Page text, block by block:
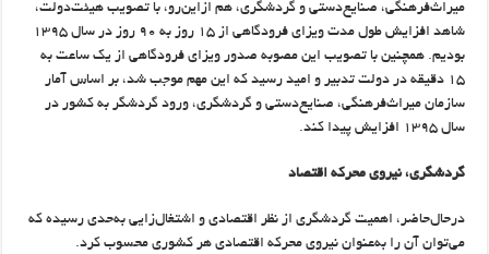
میراث‌فرهنگی، صنایع‌دستی و گردشگری، هم ازاین‌رو، با تصویب هیئت‌دولت،
شاهد افزایش طول مدت ویزای فرودگاهی از ۱۵ روز به ۹۰ روز در سال ۱۳۹۵
بودیم. همچنین با تصویب این مصوبه صدور ویزای فرودگاهی از یک ساعت به
۱۵ دقیقه در دولت تدبیر و امید رسید که این مهم موجب شد، بر اساس آمار
سازمان میراث‌فرهنگی، صنایع‌دستی و گردشگری، ورود گردشگر به کشور در
سال ۱۳۹۵ افزایش پیدا کند.
گردشگری، نیروی محرکه اقتصاد
درحال‌حاضر، اهمیت گردشگری از نظر اقتصادی و اشتغال‌زایی به‌حدی رسیده که
می‌توان آن را به‌عنوان نیروی محرکه اقتصادی هر کشوری محسوب کرد.